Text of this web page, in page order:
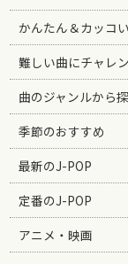
かんたん＆カッコ
難しい曲にチャレ
曲のジャンルから
季節のおすすめ
最新のJ-POP
定番のJ-POP
アニメ・映画